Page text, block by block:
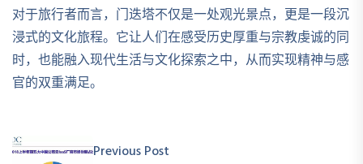
对于旅行者而言，门迭塔不仅是一处观光景点，更是一段沉
浸式的文化旅程。它让人们在感受历史厚重与宗教虔诚的同
时，也能融入现代生活与文化探索之中，从而实现精神与感
官的双重满足。
Previous Post